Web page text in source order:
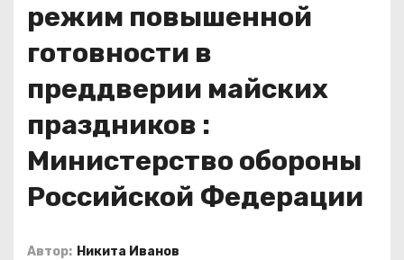
режим повышенной
готовности в
преддверии майских
праздников :
Министерство обороны
Российской Федерации
Автор: Никита Иванов